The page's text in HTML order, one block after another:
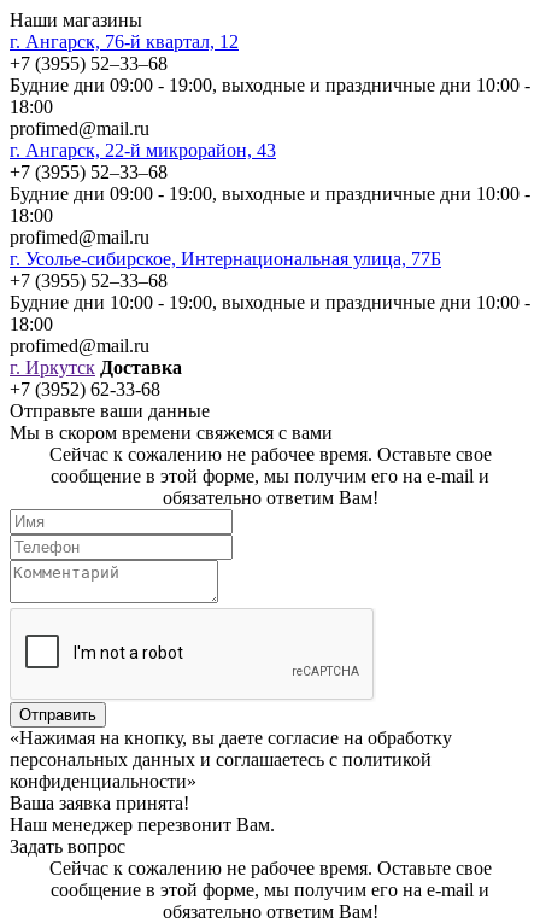
Наши магазины
г. Ангарск, 76-й квартал, 12
+7 (3955) 52‒33‒68
Будние дни 09:00 - 19:00, выходные и праздничные дни 10:00 -
18:00
profimed@mail.ru
г. Ангарск, 22-й микрорайон, 43
+7 (3955) 52‒33‒68
Будние дни 09:00 - 19:00, выходные и праздничные дни 10:00 -
18:00
profimed@mail.ru
г. Усолье-сибирское, Интернациональная улица, 77Б
+7 (3955) 52‒33‒68
Будние дни 10:00 - 19:00, выходные и праздничные дни 10:00 -
18:00
profimed@mail.ru
г. Иркутск Доставка
+7 (3952) 62-33-68
Отправьте ваши данные
Мы в скором времени свяжемся с вами
Сейчас к сожалению не рабочее время. Оставьте свое
сообщение в этой форме, мы получим его на e-mail и
обязательно ответим Вам!
Отправить
«Нажимая на кнопку, вы даете согласие на обработку
персональных данных и соглашаетесь c политикой
конфиденциальности»
Ваша заявка принята!
Наш менеджер перезвонит Вам.
Задать вопрос
Сейчас к сожалению не рабочее время. Оставьте свое
сообщение в этой форме, мы получим его на e-mail и
обязательно ответим Вам!